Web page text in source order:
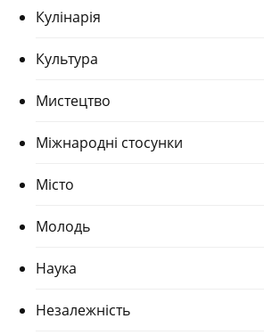
Кулінарія
Культура
Мистецтво
Міжнародні стосунки
Місто
Молодь
Наука
Незалежність